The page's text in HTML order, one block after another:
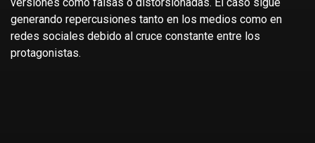
generando repercusiones tanto en los medios como en
redes sociales debido al cruce constante entre los
protagonistas.